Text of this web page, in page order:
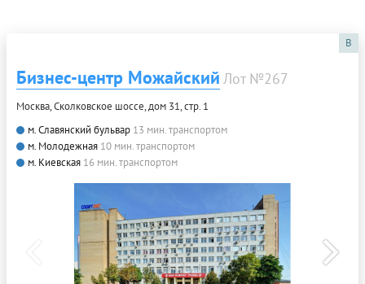
B
Бизнес-центр Можайский Лот №267
Москва, Сколковское шоссе, дом 31, стр. 1
м. Славянский бульвар 13 мин. транспортом
м. Молодежная 10 мин. транспортом
м. Киевская 16 мин. транспортом